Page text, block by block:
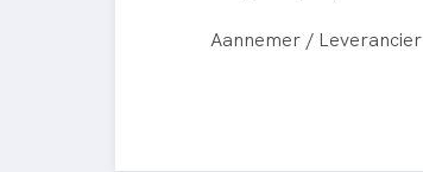
Aannemer / Leverancier